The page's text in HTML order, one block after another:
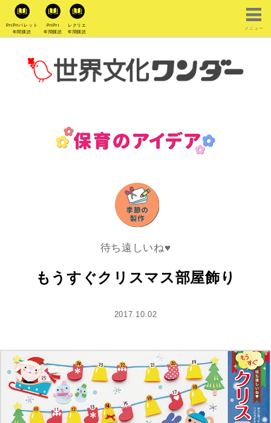
PriPriパレット
年間購読
PriPri
年間購読
レクリエ
年間購読
メニュー
待ち遠しいね♥
もうすぐクリスマス部屋飾り
2017.10.02